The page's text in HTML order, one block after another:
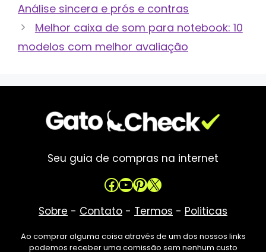
Análise sincera e prós e contras
Melhor caixa de som para notebook: 10
modelos com melhor avaliação
Seu guia de compras na internet
Facebook
Youtube
Pinterest
X
Sobre - Contato - Termos - Politicas
Ao comprar alguma coisa através de um dos nossos links
podemos receber uma comissão sem nenhum custo